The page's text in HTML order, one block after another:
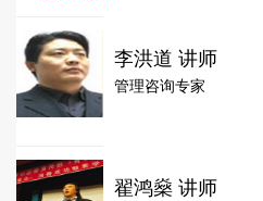
李洪道 讲师
管理咨询专家
翟鸿燊 讲师